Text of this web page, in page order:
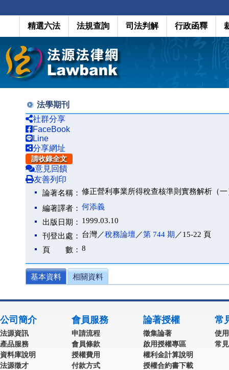
精選六法 法規查詢 司法判解 行政函釋
法學期刊
社群分享
FaceBook
Line
分享網址
請收錄全文
意見回饋
友善列印
論著名稱： 修正營利事業所得稅查核準則實務解析（一
編著譯者： 何添義
出版日期： 1999.03.10
刊登出處： 台灣／稅務論壇 ／第 744 期 ／15-22 頁
頁 數： 8
基本資料 相關資料
公司簡介
法源資訊
產品服務
資料庫說明
法源徵才
會員服務
申請流程
會員條款
授權費用
付款方式
論著授權
徵集論著
啟用授權專區
權利金計算說明
授權合約書下載
常
使
常